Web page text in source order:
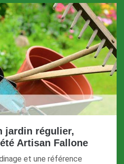
jardin régulier,
Artisan Fallone
et une référence